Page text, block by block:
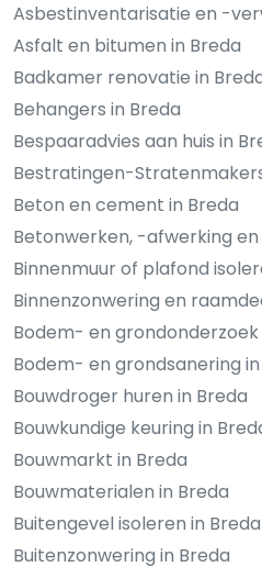
Asbestinventarisatie en -
Asfalt en bitumen in Breda
Badkamer renovatie in
Behangers in Breda
Bespaaradvies aan huis in
Bestratingen-
Beton en cement in Breda
Betonwerken, -afwerking
Binnenmuur of plafond
Binnenzonwering en
Bodem- en grondonderzoek
Bodem- en grondsanering
Bouwdroger huren in Breda
Bouwkundige keuring in
Bouwmarkt in Breda
Bouwmaterialen in Breda
Buitengevel isoleren in Breda
Buitenzonwering in Breda